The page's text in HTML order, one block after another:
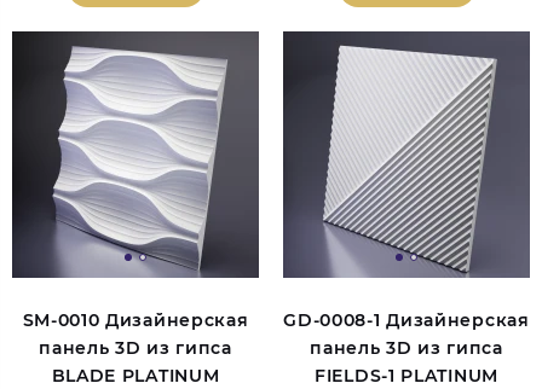
SM-0010 Дизайнерская
панель 3D из гипса
BLADE PLATINUM
GD-0008-1 Дизайнерская
панель 3D из гипса
FIELDS-1 PLATINUM